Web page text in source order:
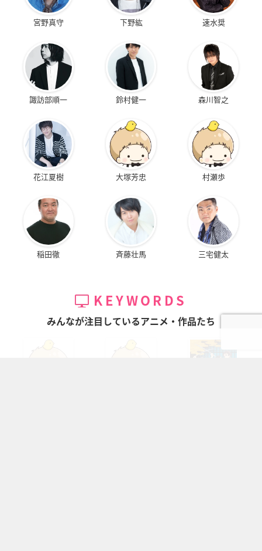
宮野真守 下野紘 速水奨
諏訪部順一 鈴村健一 森川智之
花江夏樹 大塚芳忠 村瀬歩
稲田徹 斉藤壮馬 三宅健太
KEYWORDS
みんなが注目しているアニメ・作品たち